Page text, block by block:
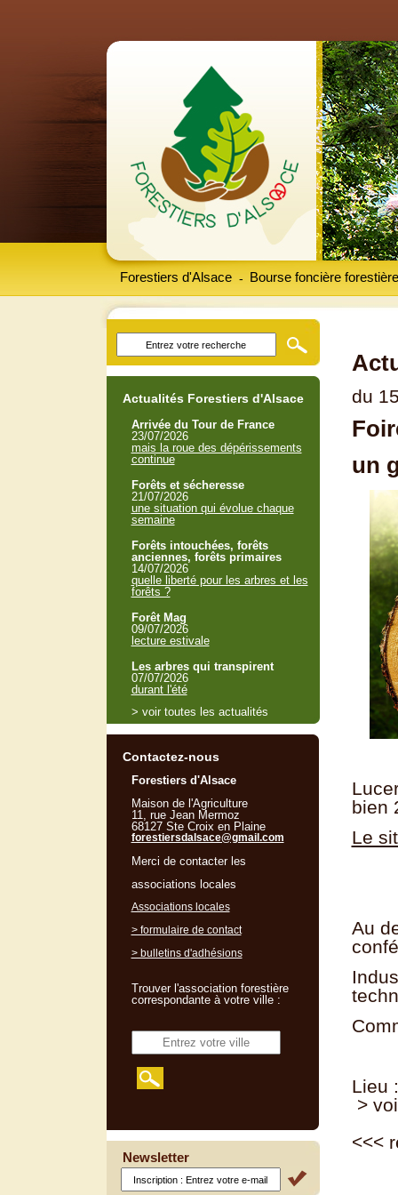
Forestiers d'Alsace Bourse foncière forestière
-
du
un
bien
Le
Au
Lieu
>
<<<
Actualités Forestiers d'Alsace
Arrivée du Tour de France
23/07/2026
mais la roue des dépérissements
continue
Forêts et sécheresse
21/07/2026
une situation qui évolue chaque
semaine
Forêts intouchées, forêts
anciennes, forêts primaires
14/07/2026
quelle liberté pour les arbres et les
forêts ?
Forêt Mag
09/07/2026
lecture estivale
Les arbres qui transpirent
07/07/2026
durant l'été
> voir toutes les actualités
Contactez-nous
Forestiers d'Alsace
Maison de l'Agriculture
11, rue Jean Mermoz
68127 Ste Croix en Plaine
forestiersdalsace@gmail.com
Merci de contacter les
associations locales
Associations locales
> formulaire de contact
> bulletins d'adhésions
Trouver l'association forestière
correspondante à votre ville :
Newsletter